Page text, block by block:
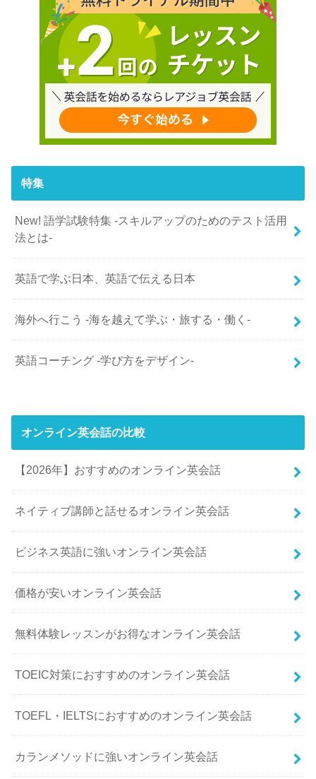
特集
New! 語学試験特集 -スキルアップのためのテスト活用
法とは-
英語で学ぶ日本、英語で伝える日本
海外へ行こう -海を越えて学ぶ・旅する・働く-
英語コーチング -学び方をデザイン-
オンライン英会話の比較
【2026年】おすすめのオンライン英会話
ネイティブ講師と話せるオンライン英会話
ビジネス英語に強いオンライン英会話
価格が安いオンライン英会話
無料体験レッスンがお得なオンライン英会話
TOEIC対策におすすめのオンライン英会話
TOEFL・IELTSにおすすめのオンライン英会話
カランメソッドに強いオンライン英会話